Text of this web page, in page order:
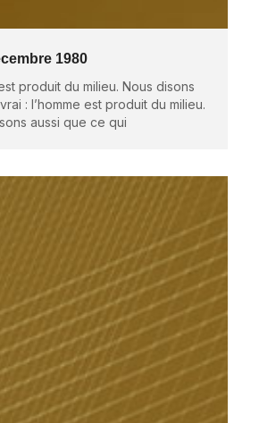
1980
produit du milieu. Nous disons
: l’homme est produit du milieu.
aussi que ce qui